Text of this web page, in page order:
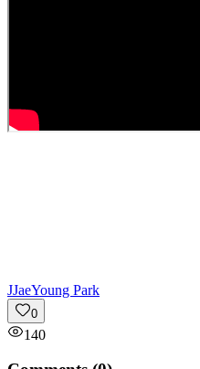
JJaeYoung Park
0
140